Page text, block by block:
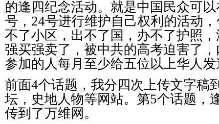
的逢四纪念活动。就是中国民众可
号， 24号进行维护自己权利的活动
不了小区，出不了国，办不了护照
强买强卖了，被中共的高考迫害了
参加的人每月至少给五位以上华人
前面4个话题，我分四次上传文字稿
坛，史地人物等网站。第5个话题，
传到了万维网。